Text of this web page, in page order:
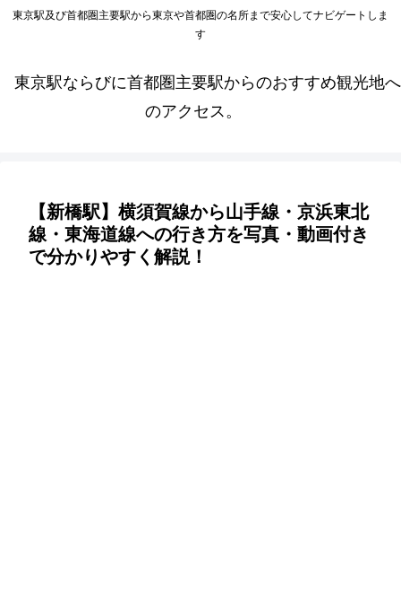
東京駅及び首都圏主要駅から東京や首都圏の名所まで安心してナビゲートしま
す
東京駅ならびに首都圏主要駅からのおすすめ観光地へ
のアクセス。
【新橋駅】横須賀線から山手線・京浜東北
線・東海道線への行き方を写真・動画付き
で分かりやすく解説！